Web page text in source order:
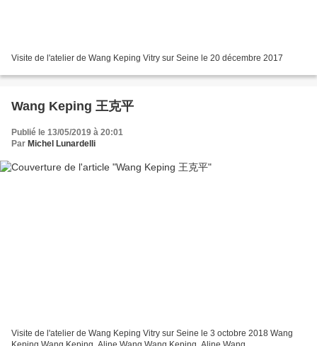
Visite de l'atelier de Wang Keping Vitry sur Seine le 20 décembre 2017
Wang Keping 王克平
Publié le 13/05/2019 à 20:01
Par Michel Lunardelli
Visite de l'atelier de Wang Keping Vitry sur Seine le 3 octobre 2018 Wang